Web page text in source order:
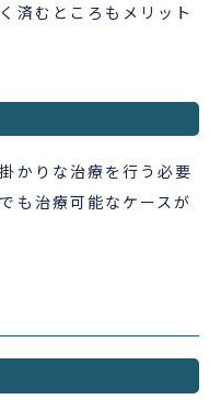
済むところもメリット
かりな治療を行う必要
も治療可能なケースが